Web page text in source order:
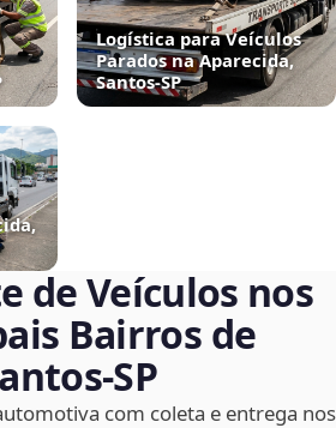
Logística para Veículos
Parados na Aparecida,
Santos‑SP
de Veículos nos
Bairros de
com coleta e entrega nos